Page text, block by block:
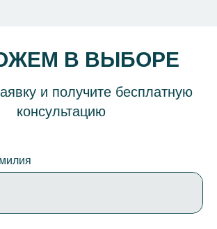
В ВЫБОРЕ
и получите бесплатную
консультацию